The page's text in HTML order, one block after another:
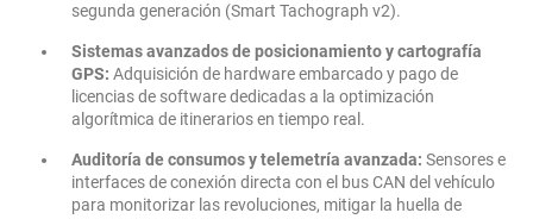
segunda generación (Smart Tachograph v2).
Sistemas avanzados de posicionamiento y cartografía
GPS: Adquisición de hardware embarcado y pago de
licencias de software dedicadas a la optimización
algorítmica de itinerarios en tiempo real.
Auditoría de consumos y telemetría avanzada: Sensores e
interfaces de conexión directa con el bus CAN del vehículo
para monitorizar las revoluciones, mitigar la huella de